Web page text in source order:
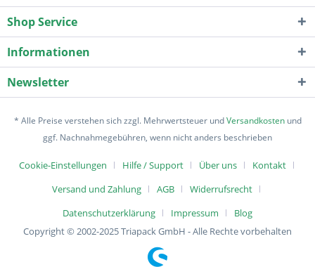
Shop Service
Informationen
Newsletter
* Alle Preise verstehen sich zzgl. Mehrwertsteuer undVersandkostenund
ggf. Nachnahmegebühren, wenn nicht anders beschrieben
Cookie-Einstellungen Hilfe / Support Über uns
Kontakt
Versand und Zahlung
AGB
Widerrufsrecht
Datenschutzerklärung
Impressum
Blog
Copyright © 2002-2025 Triapack GmbH - Alle Rechte vorbehalten